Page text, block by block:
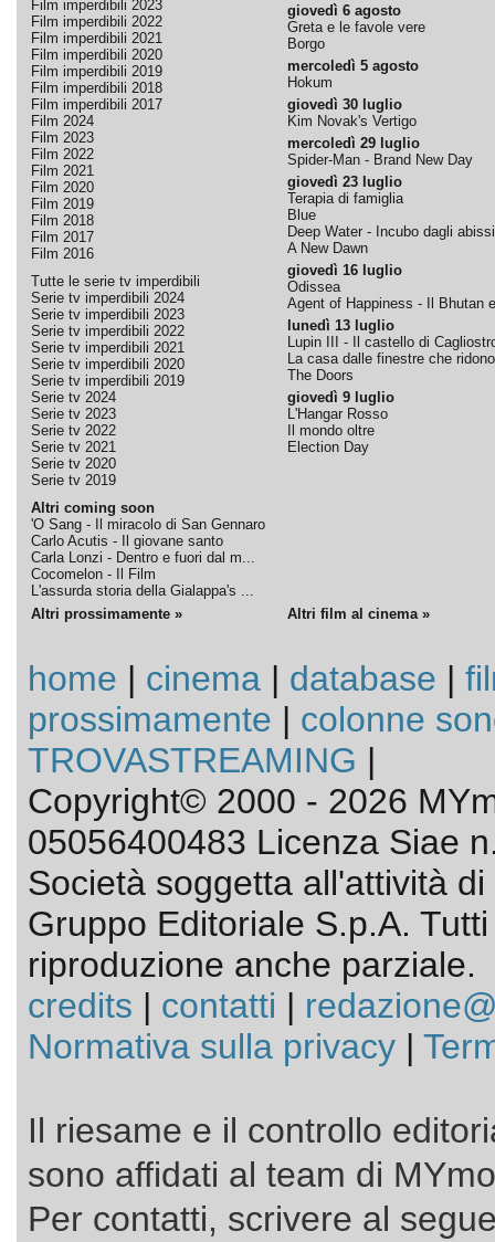
Film imperdibili 2023
Film imperdibili 2022
Film imperdibili 2021
Film imperdibili 2020
Film imperdibili 2019
Film imperdibili 2018
Film imperdibili 2017
Film 2024
Film 2023
Film 2022
Film 2021
Film 2020
Film 2019
Film 2018
Film 2017
Film 2016
Tutte le serie tv imperdibili
Serie tv imperdibili 2024
Serie tv imperdibili 2023
Serie tv imperdibili 2022
Serie tv imperdibili 2021
Serie tv imperdibili 2020
Serie tv imperdibili 2019
Serie tv 2024
Serie tv 2023
Serie tv 2022
Serie tv 2021
Serie tv 2020
Serie tv 2019
Altri coming soon
'O Sang - Il miracolo di San Gennaro
Carlo Acutis - Il giovane santo
Carla Lonzi - Dentro e fuori dal m...
Cocomelon - Il Film
L'assurda storia della Gialappa's ...
giovedì 6 agosto
Greta e le favole vere
Borgo
mercoledì 5 agosto
Hokum
giovedì 30 luglio
Kim Novak's Vertigo
mercoledì 29 luglio
Spider-Man - Brand New Day
giovedì 23 luglio
Terapia di famiglia
Blue
Deep Water - Incubo dagli abissi
A New Dawn
giovedì 16 luglio
Odissea
Agent of Happiness - Il Bhutan
lunedì 13 luglio
Lupin III - Il castello di
La casa dalle finestre che ridono
The Doors
giovedì 9 luglio
L'Hangar Rosso
Il mondo oltre
Election Day
Altri prossimamente » Altri film al cinema »
home | cinema| database |
prossimamente | colonne
TROVASTREAMING |
Copyright© 2000 - 2026
05056400483 Licenza Siae
Società soggetta all'attività
Gruppo Editoriale S.p.A.
riproduzione anche parziale.
credits | contatti |
Normativa sulla privacy|
Il riesame e il controllo
sono affidati al team di
Per contatti, scrivere al